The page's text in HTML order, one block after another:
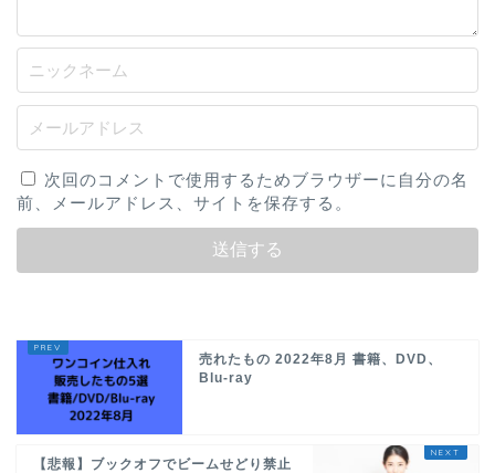
次回のコメントで使用するためブラウザーに自分の名
前、メールアドレス、サイトを保存する。
売れたもの 2022年8月 書籍、DVD、
Blu-ray
【悲報】ブックオフでビームせどり禁止